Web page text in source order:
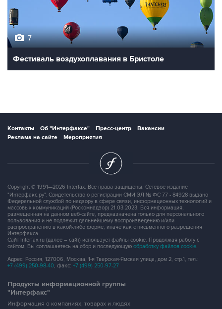
7
Фестиваль воздухоплавания в Бристоле
Контакты Об "Интерфаксе" Пресс-центр
Вакансии
Реклама на сайте
Мероприятия
Copyright © 1991—2026 Interfax. Все права защищены. Сетевое издание
"Интерфакс.ру". Свидетельство о регистрации СМИ ЭЛ № ФС 77 - 84928 выдано
Федеральной службой по надзору в сфере связи, информационных технологий и
массовых коммуникаций (Роскомнадзор) 21.03.2023. Вся информация,
размещенная на данном веб-сайте, предназначена только для персонального
пользования и не подлежит дальнейшему воспроизведению и/или
распространению в какой-либо форме, иначе как с письменного разрешения
Интерфакса.
Сайт Interfax.ru (далее – сайт) использует файлы cookie. Продолжая работу с
сайтом, Вы соглашаетесь на сбор и последующую обработку файлов cookie.
Адрес: Россия, 127006, Москва, 1-я Тверская-Ямская улица, дом 2, стр.1, тел.:
+7 (499) 250-98-40, факс: +7 (499) 250-97-27
Продукты информационной группы
"Интерфакс"
Информация о компаниях, товарах и людях